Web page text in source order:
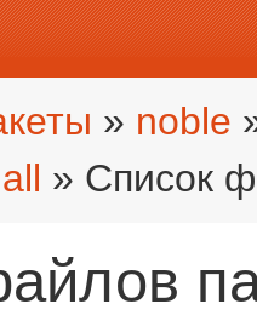
» noble
all » Список